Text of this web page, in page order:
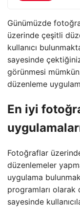
Günümüzde
üzerinde çeşitli
kullanıcı
sayesinde
görünmesi
düzenleme
En iyi
Fotoğraflar
düzenlemeler
uygulama
programları olarak
sayesinde